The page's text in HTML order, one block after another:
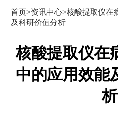
首页>资讯中心>核酸提取仪在
及科研价值分析
核酸提取仪在
中的应用效能
析